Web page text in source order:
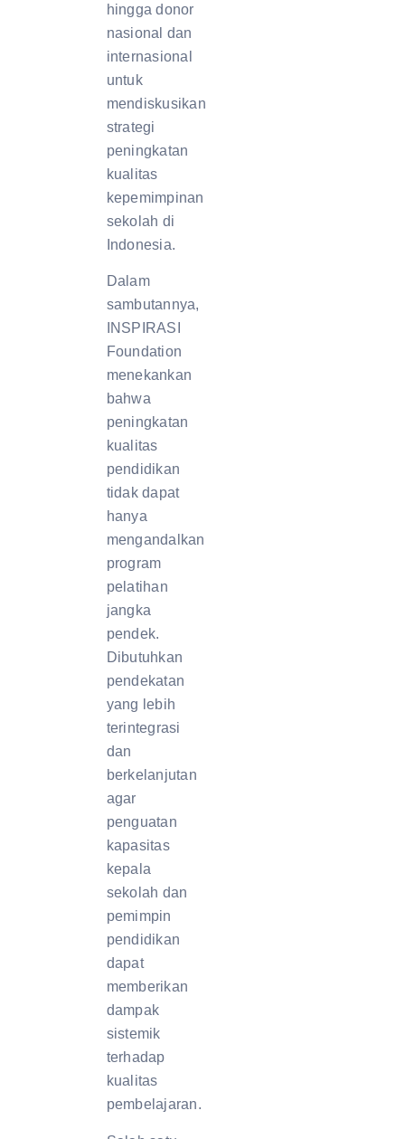
hingga donor
nasional dan
internasional
untuk
mendiskusikan
strategi
peningkatan
kualitas
kepemimpinan
sekolah di
Indonesia.
Dalam
sambutannya,
INSPIRASI
Foundation
menekankan
bahwa
peningkatan
kualitas
pendidikan
tidak dapat
hanya
mengandalkan
program
pelatihan
jangka
pendek.
Dibutuhkan
pendekatan
yang lebih
terintegrasi
dan
berkelanjutan
agar
penguatan
kapasitas
kepala
sekolah dan
pemimpin
pendidikan
dapat
memberikan
dampak
sistemik
terhadap
kualitas
pembelajaran.